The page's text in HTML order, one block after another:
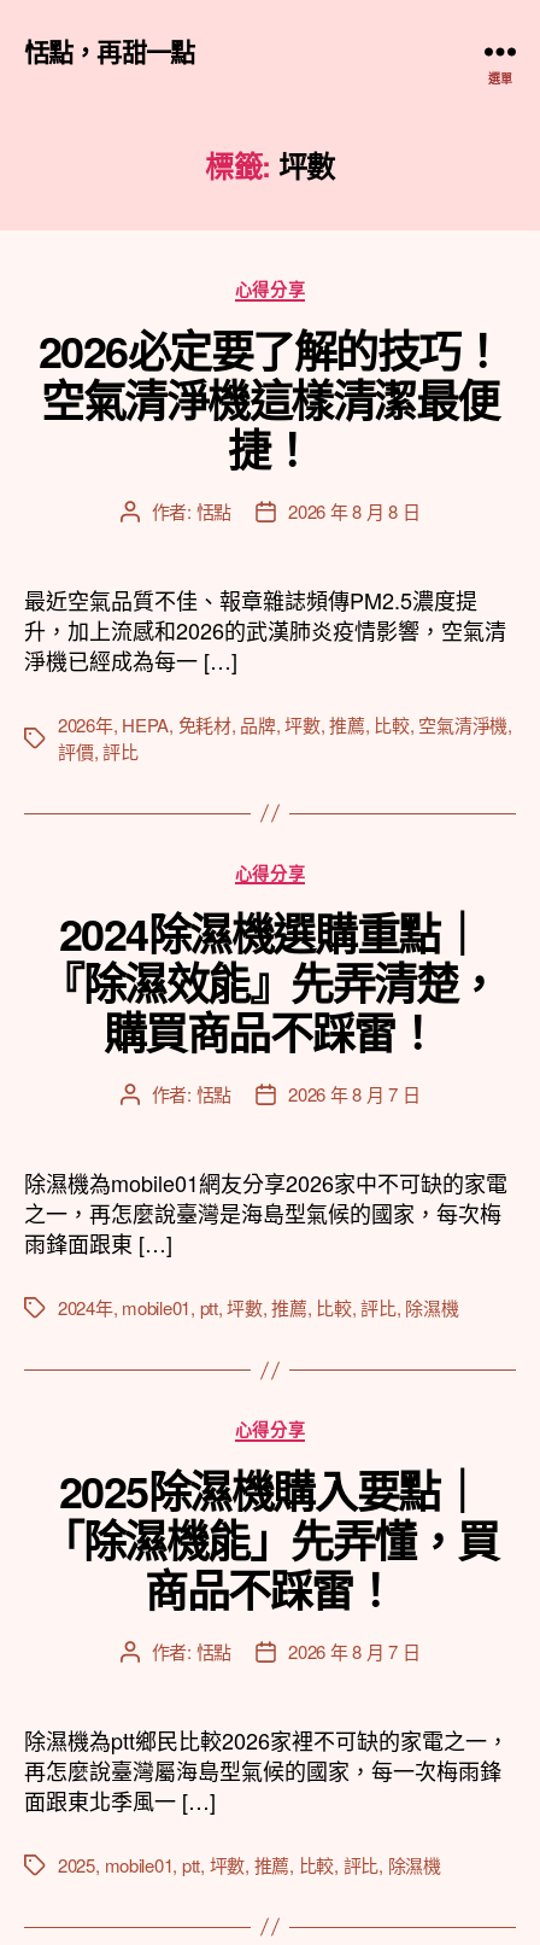
恬點，再甜一點
選單
標籤: 坪數
分
類
心得分享
2026必定要了解的技巧！
空氣清淨機這樣清潔最便
捷！
文
者
作者: 恬點
文
佈
日
期
2026 年 8 月 8 日
最近空氣品質不佳、報章雜誌頻傳PM2.5濃度提
升，加上流感和2026的武漢肺炎疫情影響，空氣清
淨機已經成為每一 […]
標
2026年, HEPA, 免耗材, 品牌,坪數,推薦, 比較, 空氣清淨機,
評價,評比
分
類
心得分享
2024除濕機選購重點｜
『除濕效能』先弄清楚，
購買商品不踩雷！
文
者
作者: 恬點
文
佈
日
期
2026 年 8 月 7 日
除濕機為mobile01網友分享2026家中不可缺的家電
之一，再怎麼說臺灣是海島型氣候的國家，每次梅
雨鋒面跟東 […]
標
2024年, mobile01, ptt,坪數,推薦, 比較,評比, 除濕機
分
類
心得分享
2025除濕機購入要點｜
「除濕機能」先弄懂，買
商品不踩雷！
文
者
作者: 恬點
文
佈
日
期
2026 年 8 月 7 日
除濕機為ptt鄉民比較2026家裡不可缺的家電之一，
再怎麼說臺灣屬海島型氣候的國家，每一次梅雨鋒
面跟東北季風一 […]
標
2025, mobile01, ptt, 坪數, 推薦, 比較, 評比, 除濕機